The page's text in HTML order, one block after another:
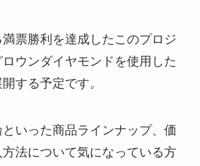
票勝利を達成したこのプロジ
ウンダイヤモンドを使用した
する予定です。
いった商品ラインナップ、価
法について気になっている方